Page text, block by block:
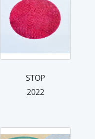
STOP
2022